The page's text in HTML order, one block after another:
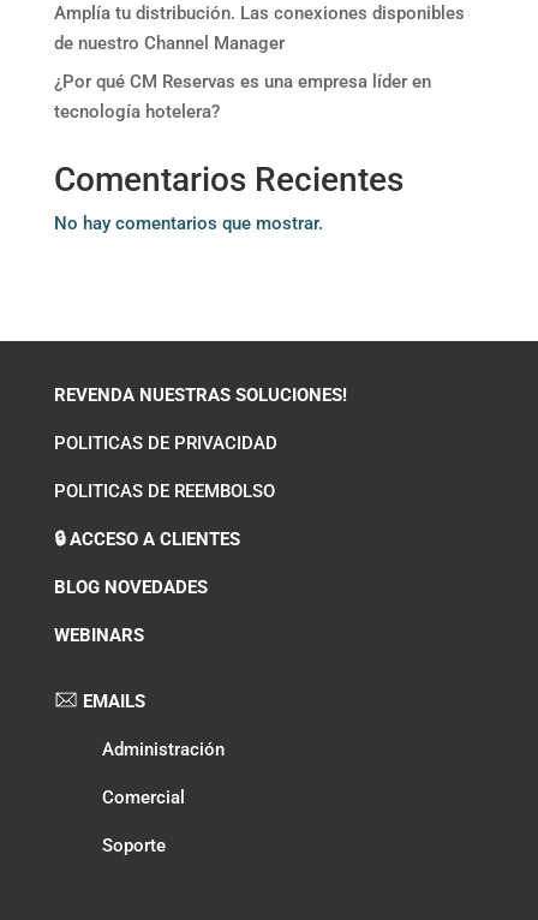
Amplía tu distribución. Las conexiones disponibles
de nuestro Channel Manager
¿Por qué CM Reservas es una empresa líder en
tecnología hotelera?
Comentarios Recientes
No hay comentarios que mostrar.
REVENDA NUESTRAS SOLUCIONES!
POLITICAS DE PRIVACIDAD
POLITICAS DE REEMBOLSO
🔒 ACCESO A CLIENTES
BLOG NOVEDADES
WEBINARS
EMAILS
Administración
Comercial
Soporte